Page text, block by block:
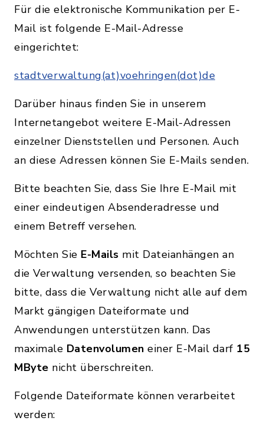
Für die elektronische Kommunikation per E-
Mail ist folgende E-Mail-Adresse
eingerichtet:
stadtverwaltung(at)voehringen(dot)de
Darüber hinaus finden Sie in unserem
Internetangebot weitere E-Mail-Adressen
einzelner Dienststellen und Personen. Auch
an diese Adressen können Sie E-Mails senden.
Bitte beachten Sie, dass Sie Ihre E-Mail mit
einer eindeutigen Absenderadresse und
einem Betreff versehen.
Möchten Sie E-Mails mit Dateianhängen an
die Verwaltung versenden, so beachten Sie
bitte, dass die Verwaltung nicht alle auf dem
Markt gängigen Dateiformate und
Anwendungen unterstützen kann. Das
maximale Datenvolumen einer E-Mail darf 15
MByte nicht überschreiten.
Folgende Dateiformate können verarbeitet
werden: